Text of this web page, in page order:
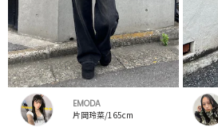
EMODA
片岡玲菜/165cm